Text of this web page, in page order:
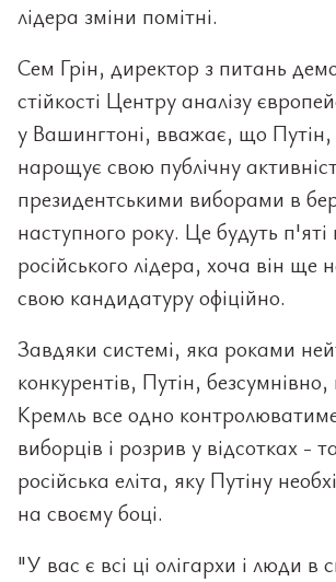
лідера зміни помітні.
Сем Грін, директор з питань
стійкості Центру аналізу
у Вашингтоні, вважає, що
нарощує свою публічну
президентськими виборами в
наступного року. Це будуть
російського лідера, хоча він ще
свою кандидатуру офіційно.
Завдяки системі, яка роками
конкурентів, Путін,
Кремль все одно
виборців і розрив у відсотках -
російська еліта, яку Путіну
на своєму боці.
"У вас є всі ці олігархи і люди в